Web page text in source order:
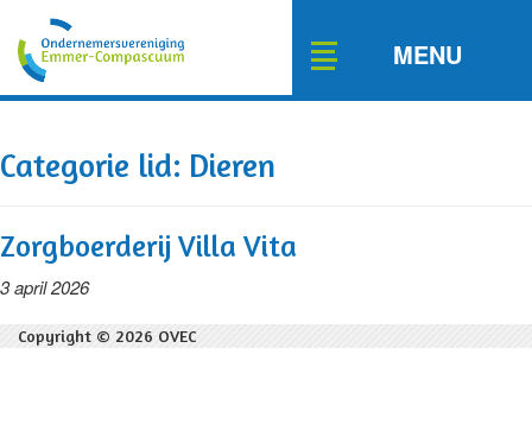
Toggle
MENU
Categorie lid: Dieren
Zorgboerderij Villa Vita
3 april 2026
Copyright © 2026 OVEC